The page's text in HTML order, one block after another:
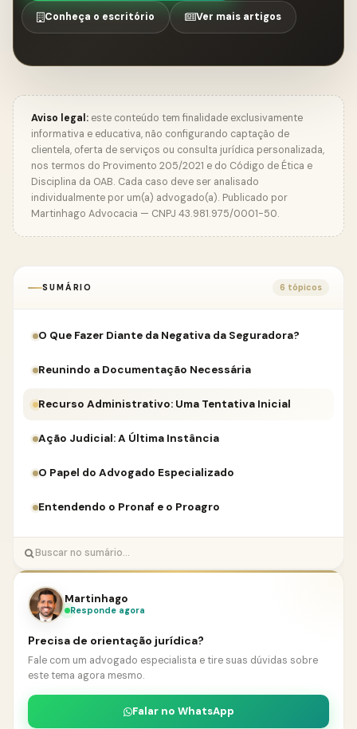
Conheça o escritório Ver mais artigos
Aviso legal: este conteúdo tem finalidade exclusivamente
informativa e educativa, não configurando captação de
clientela, oferta de serviços ou consulta jurídica personalizada,
nos termos do Provimento 205/2021 e do Código de Ética e
Disciplina da OAB. Cada caso deve ser analisado
individualmente por um(a) advogado(a). Publicado por
Martinhago Advocacia — CNPJ 43.981.975/0001-50.
SUMÁRIO 6 tópicos
O Que Fazer Diante da Negativa da Seguradora?
Reunindo a Documentação Necessária
Recurso Administrativo: Uma Tentativa Inicial
Ação Judicial: A Última Instância
O Papel do Advogado Especializado
Entendendo o Pronaf e o Proagro
Martinhago
Responde agora
Precisa de orientação jurídica?
Fale com um advogado especialista e tire suas dúvidas sobre
este tema agora mesmo.
Falar no WhatsApp